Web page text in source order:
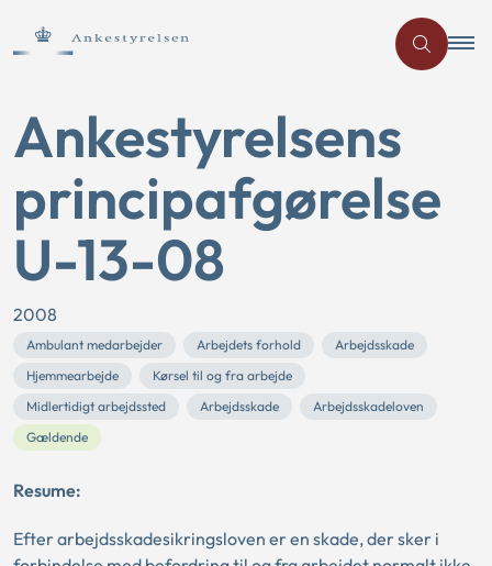
Ankestyrelsens
principafgørelse
U-13-08
2008
Ambulant medarbejder Arbejdets forhold
Arbejdsskade
Hjemmearbejde
Kørsel til og fra arbejde
Midlertidigt arbejdssted
Arbejdsskade
Arbejdsskadeloven
Gældende
Resume:
Efter arbejdsskadesikringsloven er en skade, der sker i